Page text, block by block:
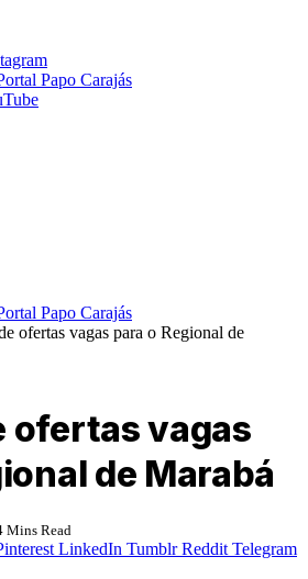
ofertas vagas para o Regional de
ofertas vagas
de Marabá
Mins Read
LinkedIn Tumblr Reddit Telegram